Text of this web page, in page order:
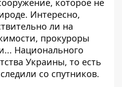
которое не
Интересно,
ли на
прокуроры
Национального
Украины, то есть
со спутников.